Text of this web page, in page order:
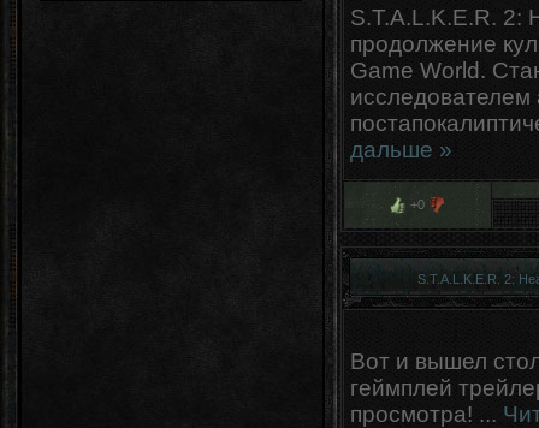
S.T.A.L.K.E.R. 2:
продолжение
Game World.
исследователем
дальше »
+0
S.T.A.L.K.E.R. 2:
Вот и вышел
геймплей
просмотра! ...